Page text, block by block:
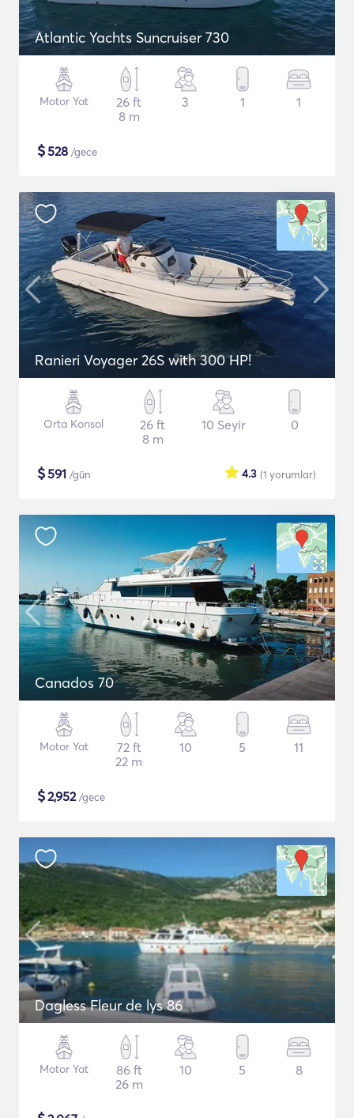
Atlantic Yachts Suncruiser 730
Motor Yat
26 ft
8 m
3 1 1
$528 /gece
Ranieri Voyager 26S with 300 HP!
Orta Konsol
26 ft
8 m
10 Seyir 0
$591 /gün (1 yorumlar)
4.3
Canados 70
Motor Yat
72 ft
22 m
10 5 11
$2,952/gece
Dagless Fleur de lys 86
Motor Yat
86 ft
26 m
10 5 8